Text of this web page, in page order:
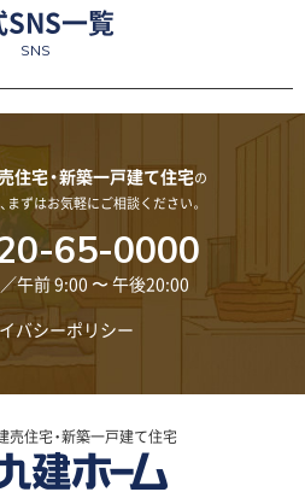
SNS一覧
SNS
住宅・新築一戸建て住宅の
まずはお気軽にご相談ください。
65-0000
午前 9:00 〜 午後20:00
バシーポリシー
売住宅・新築一戸建て住宅